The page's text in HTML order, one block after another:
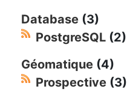
Database (3)
PostgreSQL (2)
Géomatique (4)
Prospective (3)